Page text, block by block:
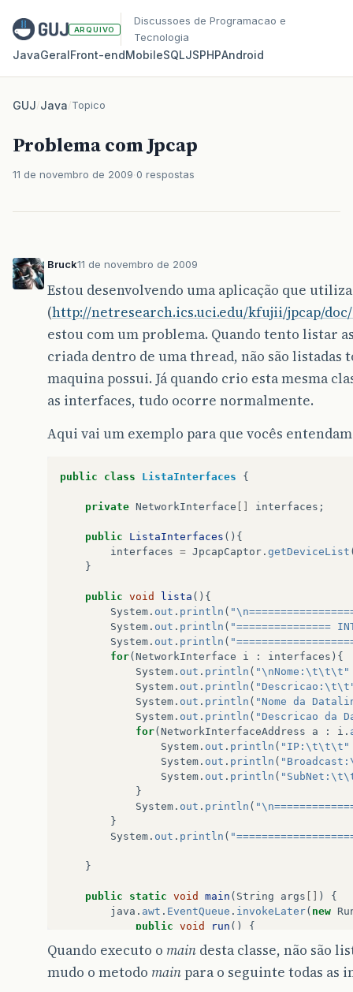
ARQUIVO
Discussoes de Programacao e
Tecnologia
JavaGeralFront‑endMobileSQLJSPHPAndroid
GUJ/Java/Topico
Problema com Jpcap
11 de novembro de 2009 0 respostas
Bruck11 de novembro de 2009
Estou desenvolvendo uma aplicação que utiliza
(http://netresearch.ics.uci.edu/kfujii/jpcap/
estou com um problema. Quando tento listar
criada dentro de uma thread, não são listadas
maquina possui. Já quando crio esta mesma
as interfaces, tudo ocorre normalmente.
Aqui vai um exemplo para que vocês
public class ListaInterfaces {
private NetworkInterface interfaces ;
public ListaInterfaces (){
interfaces = JpcapCaptor . getDeviceList
}
public void lista (){
System . out . println (
System . out . println ( "===============
System . out . println (
for( NetworkInterface i : interfaces ){
System . out . println ( "\nNome:\t\t\t"
System . out . println (
System . out . println ( "Nome da
System . out . println ( "Descricao da
for( NetworkInterfaceAddress a : i .
System . out . println ( "IP:\t\t\t"
System . out . println (
System . out . println (
}
System . out . println (
}
System . out . println (
}
public static void main ( String args )
{
java . awt . EventQueue . invokeLater( new
public void run () {
ListaInterfaces
listaInterfaces.lista();
Quando executo o main desta classe, não são
mudo o metodo main para o seguinte todas as